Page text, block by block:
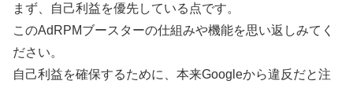
まず、自己利益を優先している点です。
このAdRPMブースターの仕組みや機能を思い返しみてく
ださい。
自己利益を確保するために、本来Googleから違反だと注